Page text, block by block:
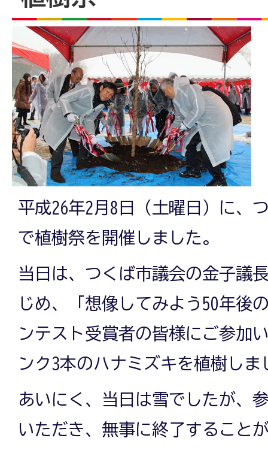
平成26年2月8日（土曜日）に、
で植樹祭を開催しました。
当日は、つくば市議会の金子議
じめ、「想像してみよう50年後
ンテスト受賞者の皆様にご参加
ンク3本のハナミズキを植樹しま
あいにく、当日は雪でしたが、
いただき、無事に終了すること